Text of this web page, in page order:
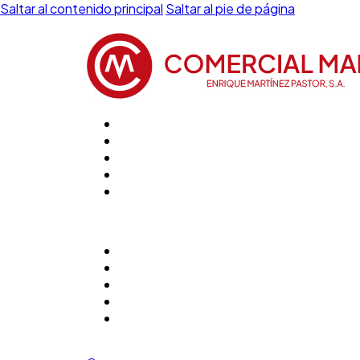
Saltar al contenido principal Saltar al pie de página